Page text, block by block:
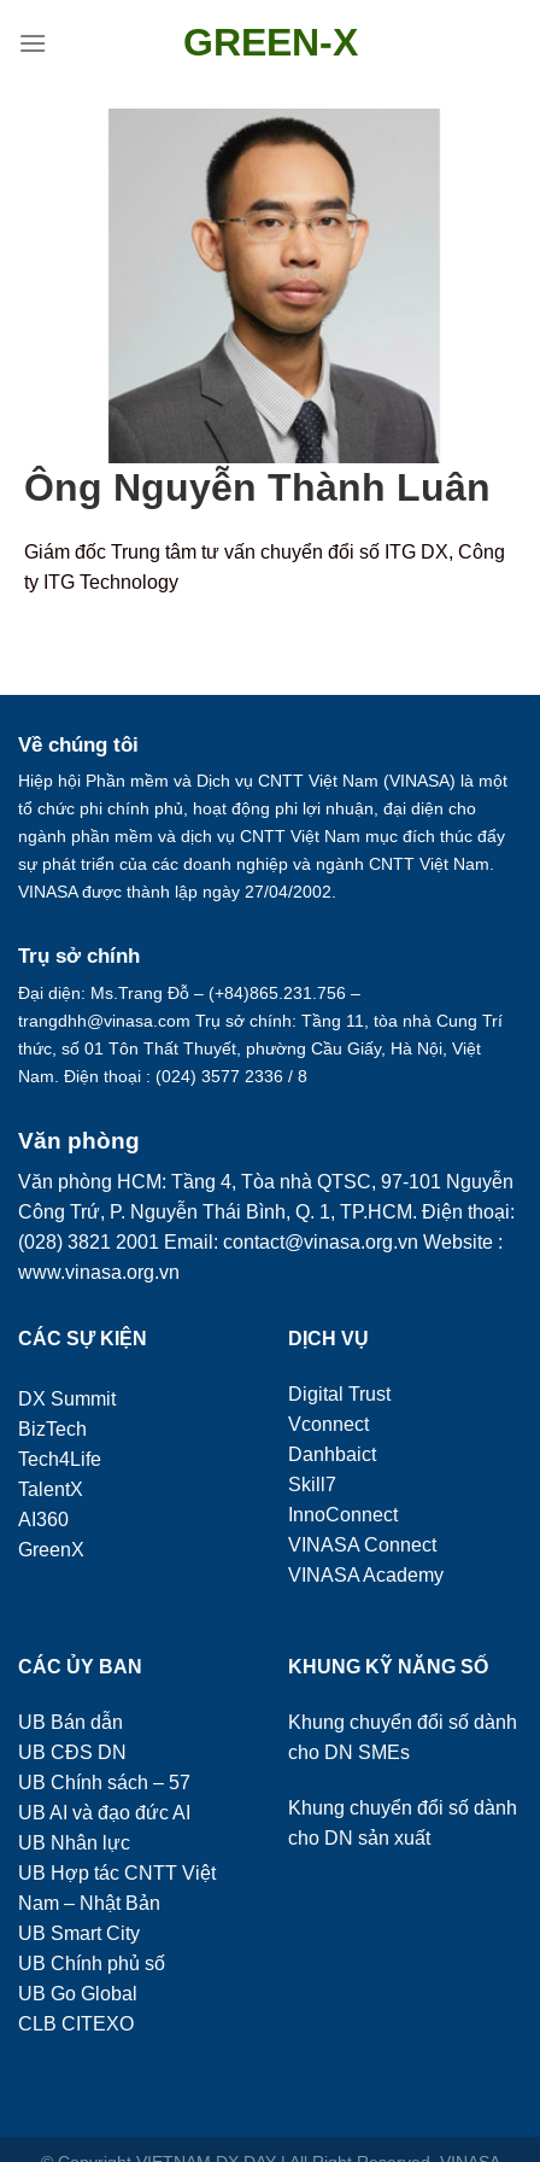
GREEN-X
Ông Nguyễn Thành Luân
Giám đốc Trung tâm tư vấn chuyển đổi số ITG DX, Công
ty ITG Technology
Về chúng tôi
Hiệp hội Phần mềm và Dịch vụ CNTT Việt Nam (VINASA) là một
tổ chức phi chính phủ, hoạt động phi lợi nhuận, đại diện cho
ngành phần mềm và dịch vụ CNTT Việt Nam mục đích thúc đẩy
sự phát triển của các doanh nghiệp và ngành CNTT Việt Nam.
VINASA được thành lập ngày 27/04/2002.
Trụ sở chính
Đại diện: Ms.Trang Đỗ – (+84)865.231.756 –
trangdhh@vinasa.com Trụ sở chính: Tầng 11, tòa nhà Cung Trí
thức, số 01 Tôn Thất Thuyết, phường Cầu Giấy, Hà Nội, Việt
Nam. Điện thoại : (024) 3577 2336 / 8
Văn phòng
Văn phòng HCM: Tầng 4, Tòa nhà QTSC, 97-101 Nguyễn
Công Trứ, P. Nguyễn Thái Bình, Q. 1, TP.HCM. Điện thoại:
(028) 3821 2001 Email: contact@vinasa.org.vn Website :
www.vinasa.org.vn
CÁC SỰ KIỆN
DX Summit
BizTech
Tech4Life
TalentX
AI360
GreenX
DỊCH VỤ
Digital Trust
Vconnect
Danhbaict
Skill7
InnoConnect
VINASA Connect
VINASA Academy
CÁC ỦY BAN
UB Bán dẫn
UB CĐS DN
UB Chính sách – 57
UB AI và đạo đức AI
UB Nhân lực
UB Hợp tác CNTT Việt
Nam – Nhật Bản
UB Smart City
UB Chính phủ số
UB Go Global
CLB CITEXO
KHUNG KỸ NĂNG SỐ
Khung chuyển đổi số dành
cho DN SMEs
Khung chuyển đổi số dành
cho DN sản xuất